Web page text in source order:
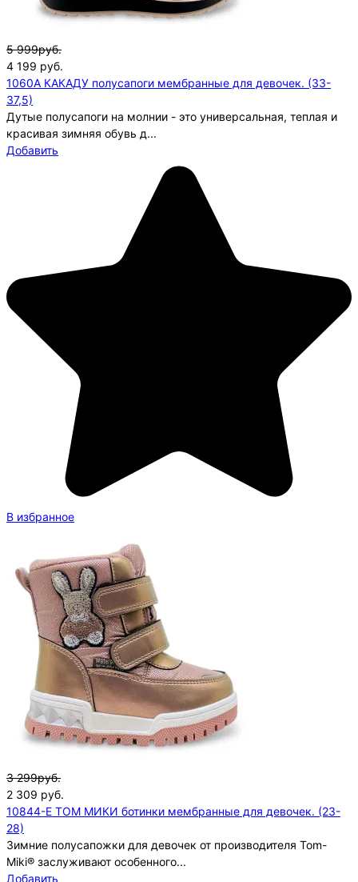
5 999руб.
4 199 руб.
1060A КАКАДУ полусапоги мембранные для девочек. (33-
37,5)
Дутые полусапоги на молнии - это универсальная, теплая и
красивая зимняя обувь д...
Добавить
В избранное
3 299руб.
2 309 руб.
10844-E ТОМ МИКИ ботинки мембранные для девочек. (23-
28)
Зимние полусапожки для девочек от производителя Tom-
Miki® заслуживают особенного...
Добавить